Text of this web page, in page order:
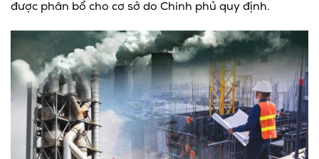
được phân bổ cho cơ sở do Chính phủ quy định.